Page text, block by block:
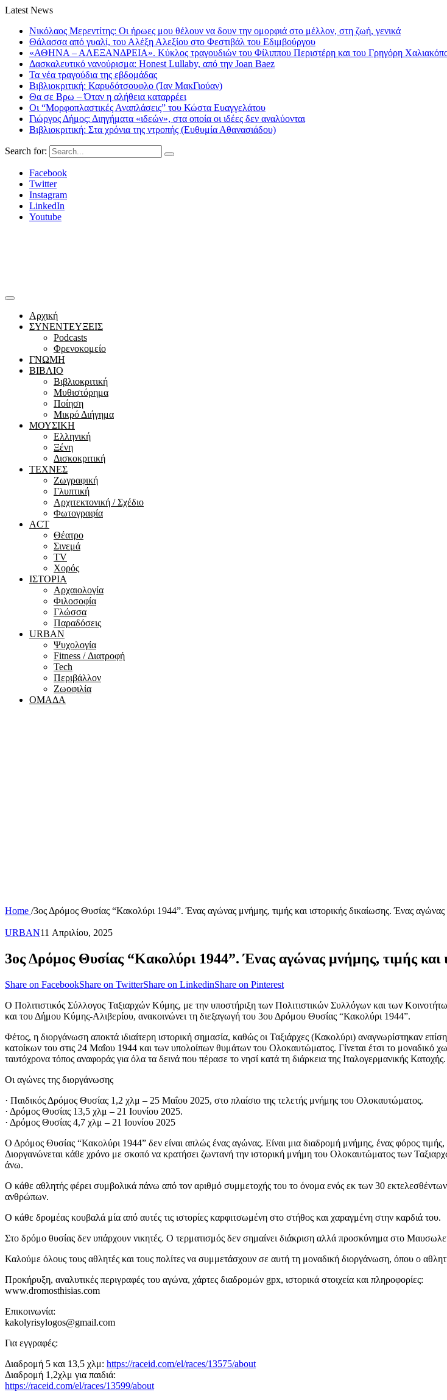
Latest News
Νικόλαος Μερεντίτης: Οι ήρωες μου θέλουν να δουν την ομορφιά στο μέλλον, στη ζωή, γενικά
Θάλασσα από γυαλί, του Αλέξη Αλεξίου στο Φεστιβάλ του Εδιμβούργου
«ΑΘΗΝΑ – ΑΛΕΞΑΝΔΡΕΙΑ». Κύκλος τραγουδιών του Φίλιππου Περιστέρη και του Γρηγόρη
Δασκαλευτικό νανούρισμα: Honest Lullaby, από την Joan Baez
Τα νέα τραγούδια της εβδομάδας
Βιβλιοκριτική: Καρυδότσουφλο (Ίαν ΜακΓιούαν)
Θα σε Βρω – Όταν η αλήθεια καταρρέει
Οι “Μορφοπλαστικές Αναπλάσεις” του Κώστα Ευαγγελάτου
Γιώργος Δήμος: Διηγήματα «ιδεών», στα οποία οι ιδέες δεν αναλύονται
Βιβλιοκριτική: Στα χρόνια της ντροπής (Ευθυμία Αθανασιάδου)
Search for:
Facebook
Twitter
Instagram
LinkedIn
Youtube
Αρχική
ΣΥΝΕΝΤΕΥΞΕΙΣ
Podcasts
Φρενοκομείο
ΓΝΩΜΗ
ΒΙΒΛΙΟ
Βιβλιοκριτική
Μυθιστόρημα
Ποίηση
Μικρό Διήγημα
ΜΟΥΣΙΚΗ
Ελληνική
Ξένη
Δισκοκριτική
ΤΕΧΝΕΣ
Ζωγραφική
Γλυπτική
Αρχιτεκτονική / Σχέδιο
Φωτογραφία
ACT
Θέατρο
Σινεμά
ΤV
Χορός
ΙΣΤΟΡΙΑ
Αρχαιολογία
Φιλοσοφία
Γλώσσα
Παραδόσεις
URBAN
Ψυχολογία
Fitness / Διατροφή
Tech
Περιβάλλον
Ζωοφιλία
ΟΜΑΔΑ
Home /3ος Δρόμος Θυσίας “Κακολύρι 1944”. Ένας αγώνας μνήμης, τιμής και ιστορικής δικαίωσης. Ένας
URBAN11 Απριλίου, 2025
3ος Δρόμος Θυσίας “Κακολύρι 1944”. Ένας αγώνας μνήμης, τιμής
Share on FacebookShare on TwitterShare on LinkedinShare on Pinterest
Ο Πολιτιστικός Σύλλογος Ταξιαρχών Κύμης, με την υποστήριξη των Πολιτιστικών Συλλόγων και των
και του Δήμου Κύμης-Αλιβερίου, ανακοινώνει τη διεξαγωγή του 3ου Δρόμου Θυσίας “Κακολύρι 1944”.
Φέτος, η διοργάνωση αποκτά ιδιαίτερη ιστορική σημασία, καθώς οι Ταξιάρχες (Κακολύρι) αναγνωρίστηκαν
κατοίκων του στις 24 Μαΐου 1944 και των υπολοίπων θυμάτων του Ολοκαυτώματος. Γίνεται έτσι το μοναδικό
ταυτόχρονα τόπος αναφοράς για όλα τα δεινά που πέρασε το νησί κατά τη διάρκεια της Ιταλογερμανικής Κατοχής.
Οι αγώνες της διοργάνωσης
· Παιδικός Δρόμος Θυσίας 1,2 χλμ – 25 Μαΐου 2025, στο πλαίσιο της τελετής μνήμης του Ολοκαυτώματος.
· Δρόμος Θυσίας 13,5 χλμ – 21 Ιουνίου 2025.
· Δρόμος Θυσίας 4,7 χλμ – 21 Ιουνίου 2025
Ο Δρόμος Θυσίας “Κακολύρι 1944” δεν είναι απλώς ένας αγώνας. Είναι μια διαδρομή μνήμης, ένας φόρος
Διοργανώνεται κάθε χρόνο με σκοπό να κρατήσει ζωντανή την ιστορική μνήμη του Ολοκαυτώματος των
άνω.
Ο κάθε αθλητής φέρει συμβολικά πάνω από τον αριθμό συμμετοχής του το όνομα ενός εκ των 30
ανθρώπων.
Ο κάθε δρομέας κουβαλά μία από αυτές τις ιστορίες καρφιτσωμένη στο στήθος και χαραγμένη στην καρδιά του.
Στο δρόμο θυσίας δεν υπάρχουν νικητές. Ο τερματισμός δεν σημαίνει διάκριση αλλά προσκύνημα στο
Καλούμε όλους τους αθλητές και τους πολίτες να συμμετάσχουν σε αυτή τη μοναδική διοργάνωση, όπου ο
Προκήρυξη, αναλυτικές περιγραφές του αγώνα, χάρτες διαδρομών gpx, ιστορικά στοιχεία και πληροφορίες:
www.dromosthisias.com
Επικοινωνία:
kakolyrisylogos@gmail.com
Για εγγραφές:
Διαδρομή 5 και 13,5 χλμ: https://raceid.com/el/races/13575/about
Διαδρομή 1,2χλμ για παιδιά:
https://raceid.com/el/races/13599/about